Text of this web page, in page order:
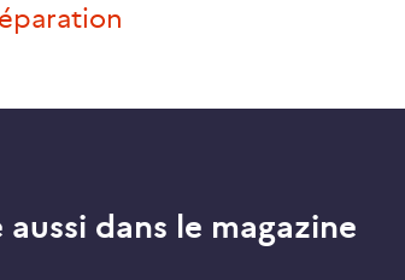
#réparation
aussi dans le magazine